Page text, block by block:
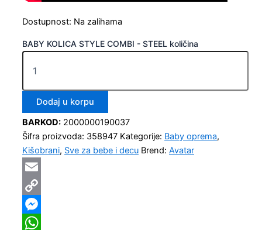
Dostupnost: Na zalihama
BABY KOLICA STYLE COMBI - STEEL količina
Dodaj u korpu
BARKOD: 2000000190037
Šifra proizvoda: 358947 Kategorije: Baby oprema,
Kišobrani, Sve za bebe i decu Brend: Avatar
Email
Copy
Link
Messenger